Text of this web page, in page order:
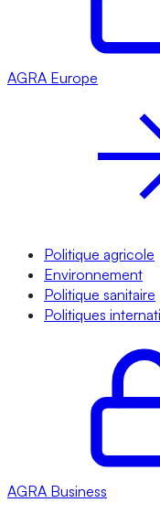
AGRA Europe
Politique agricole
Environnement
Politique sanitaire
Politiques
AGRA Business